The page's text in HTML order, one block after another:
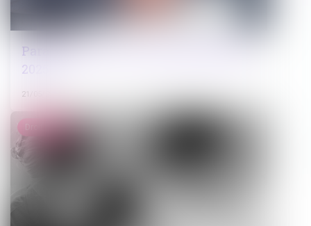
Paradis fiscaux : la liste française pour
2025
21/05/2025
Droit pénal